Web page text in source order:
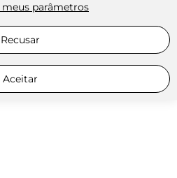
parâmetros
Recusar
Aceitar